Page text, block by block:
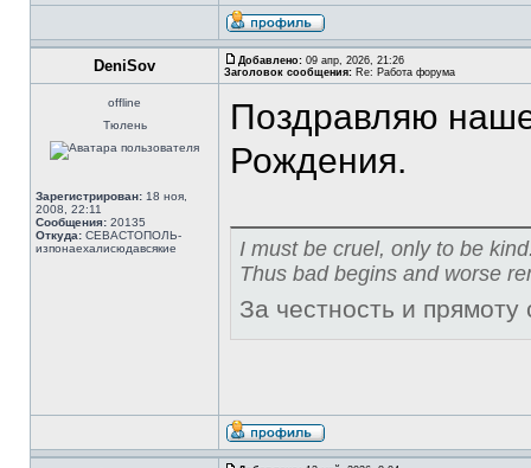
DeniSov Добавлено: 09 апр, 2026, 21:26
Заголовок сообщения: Re: Работа форума
offline
Тюлень
Зарегистрирован: 18 ноя,
2008, 22:11
Сообщения: 20135
Откуда: СЕВАСТОПОЛЬ-
изпонаехалисюдавсякие
Поздравляю
Рождения.
I must be cruel, only to be
Thus bad begins and worse
За честность и